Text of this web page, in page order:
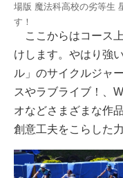
場版 魔法科高校の劣等生
す！
ここからはコース
けします。やはり強
ル」のサイクルジャ
スやラブライブ！、
オなどさまざまな作
創意工夫をこらした